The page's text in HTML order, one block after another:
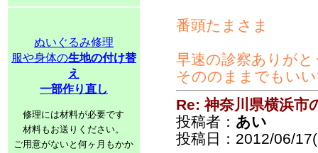
ぬいぐるみ修理
服や身体の生地の付け替
え
一部作り直し
修理には材料が必要です
材料もお送りください。
ご用意がないと何ヶ月もかか
番頭たまさま
早速の診察ありが
そののままでもい
Re: 神奈川県横浜市
投稿者： あい
投稿日：2012/06/